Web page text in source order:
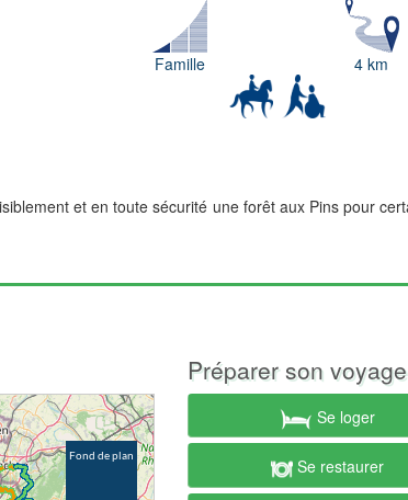
Famille 4 km
et en toute sécurité une forêt aux Pins pour
Préparer son voyage
Se loger
Se restaurer